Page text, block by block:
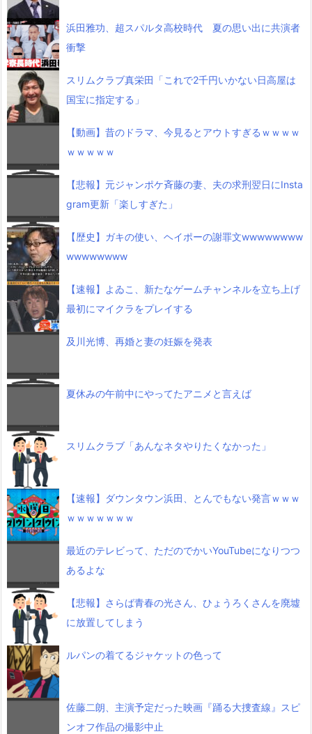
浜田雅功、超スパルタ高校時代 夏の思い出に共演者
衝撃
スリムクラブ真栄田「これで2千円いかない日高屋は
国宝に指定する」
【動画】昔のドラマ、今見るとアウトすぎるｗｗｗｗ
ｗｗｗｗｗ
【悲報】元ジャンポケ斉藤の妻、夫の求刑翌日にInsta
gram更新「楽しすぎた」
【歴史】ガキの使い、ヘイポーの謝罪文wwwwwwww
wwwwwwww
【速報】よゐこ、新たなゲームチャンネルを立ち上げ
最初にマイクラをプレイする
及川光博、再婚と妻の妊娠を発表
夏休みの午前中にやってたアニメと言えば
スリムクラブ「あんなネタやりたくなかった」
【速報】ダウンタウン浜田、とんでもない発言ｗｗｗ
ｗｗｗｗｗｗｗ
最近のテレビって、ただのでかいYouTubeになりつつ
あるよな
【悲報】さらば青春の光さん、ひょうろくさんを廃墟
に放置してしまう
ルパンの着てるジャケットの色って
佐藤二朗、主演予定だった映画『踊る大捜査線』スピ
ンオフ作品の撮影中止